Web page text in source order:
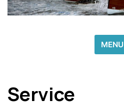
MENU
Service